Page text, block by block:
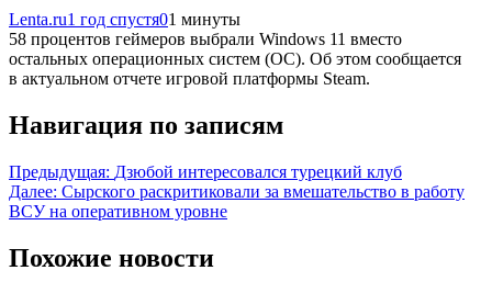
Lenta.ru1 год спустя01 минуты
58 процентов геймеров выбрали Windows 11 вместо
остальных операционных систем (ОС). Об этом сообщается
в актуальном отчете игровой платформы Steam.
Навигация по записям
Предыдущая: Дзюбой интересовался турецкий клуб
Далее: Сырского раскритиковали за вмешательство в работу
ВСУ на оперативном уровне
Похожие новости